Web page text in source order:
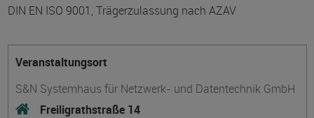
DIN EN ISO 9001, Trägerzulassung nach AZAV
Veranstaltungsort
S&N Systemhaus für Netzwerk- und Datentechnik GmbH
Freiligrathstraße 14